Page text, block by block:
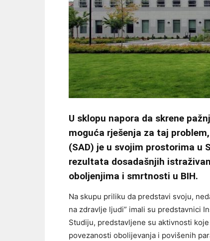
U sklopu napora da skrene
moguća rješenja za taj
(SAD) je u svojim prostorima u
rezultata dosadašnjih
oboljenjima i smrtnosti u BIH.
Na skupu priliku da predstavi svoju,
na zdravlje ljudi” imali su predstavnici
Studiju, predstavljene su aktivnosti
povezanosti obolijevanja i povišenih